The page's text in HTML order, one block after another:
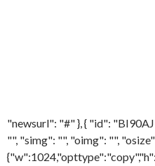
"newsurl": "#" }, { "id":
"", "simg": "", "oimg": "",